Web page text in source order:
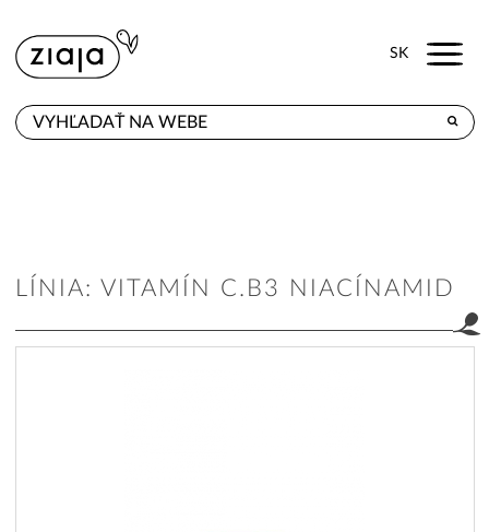
SK Menu
KONTAKT
LÍNIA: VITAMÍN C.B3 NIACÍNAMID